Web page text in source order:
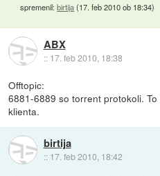
spremenil:birtija(17. feb 2010 ob 18:34)
ABX
:: 17. feb 2010, 18:38
Offtopic:
6881-6889 so torrent protokoli.
klienta.
birtija
:: 17. feb 2010, 18:42